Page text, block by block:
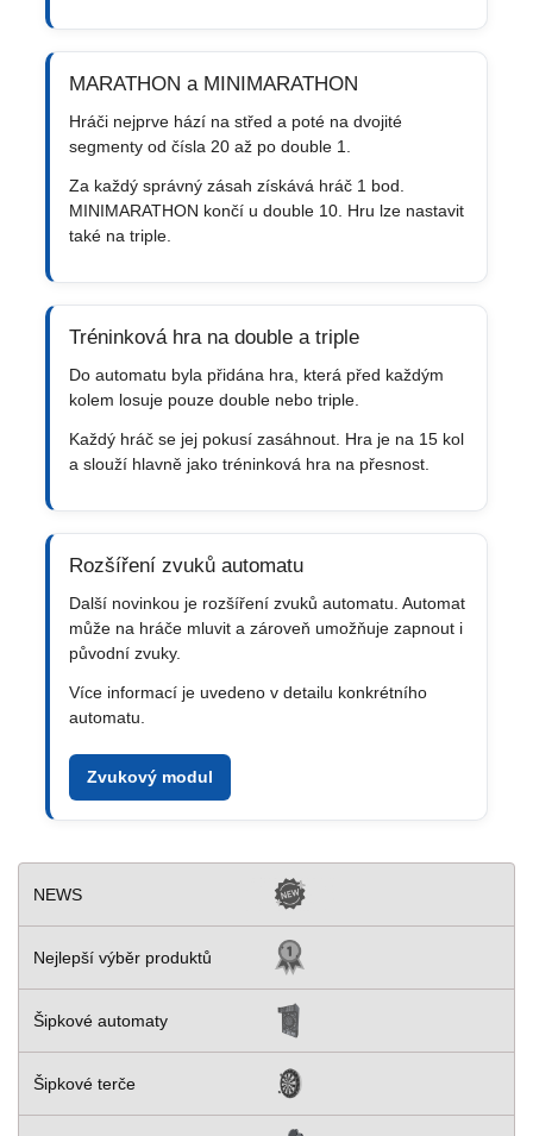
MARATHON a MINIMARATHON
Hráči nejprve hází na střed a poté na dvojité
segmenty od čísla 20 až po double 1.
Za každý správný zásah získává hráč 1 bod.
MINIMARATHON končí u double 10. Hru lze nastavit
také na triple.
Tréninková hra na double a triple
Do automatu byla přidána hra, která před každým
kolem losuje pouze double nebo triple.
Každý hráč se jej pokusí zasáhnout. Hra je na 15 kol
a slouží hlavně jako tréninková hra na přesnost.
Rozšíření zvuků automatu
Další novinkou je rozšíření zvuků automatu. Automat
může na hráče mluvit a zároveň umožňuje zapnout i
původní zvuky.
Více informací je uvedeno v detailu konkrétního
automatu.
Zvukový modul
NEWS
Nejlepší výběr produktů
Šipkové automaty
Šipkové terče